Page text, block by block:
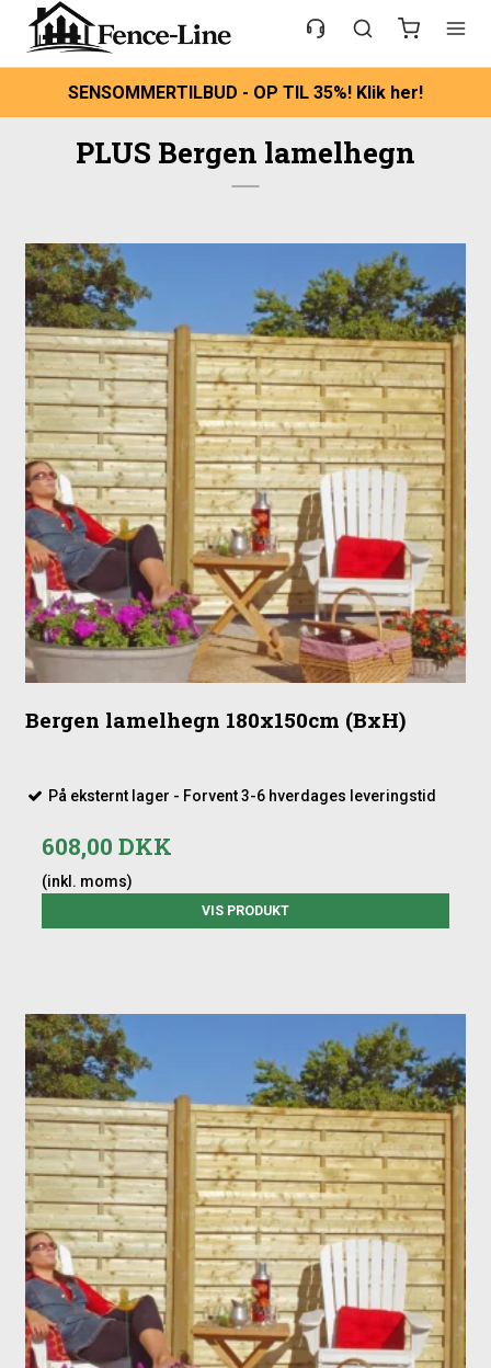
SENSOMMERTILBUD - OP TIL 35%! Klik her!
PLUS Bergen lamelhegn
Bergen lamelhegn 180x150cm (BxH)
På eksternt lager - Forvent 3-6 hverdages leveringstid
608,00 DKK
(inkl. moms)
VIS PRODUKT